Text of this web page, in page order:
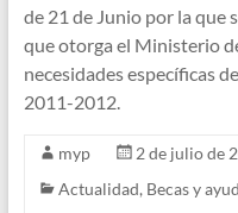
de 21 de Junio por la que
que otorga el Ministerio
necesidades específicas
2011-2012.
myp
2 de julio de
Actualidad, Becas y